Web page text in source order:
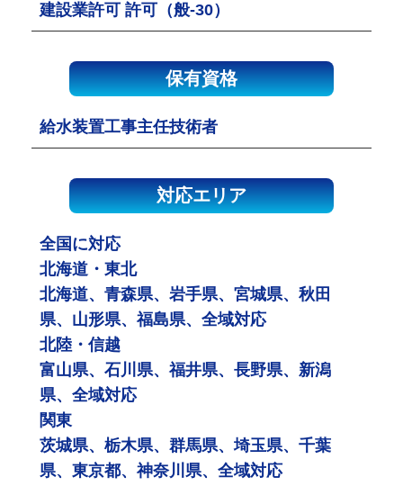
建設業許可 許可（般-30）
保有資格
給水装置工事主任技術者
対応エリア
全国に対応
北海道・東北
北海道、青森県、岩手県、宮城県、秋田
県、山形県、福島県、全域対応
北陸・信越
富山県、石川県、福井県、長野県、新潟
県、全域対応
関東
茨城県、栃木県、群馬県、埼玉県、千葉
県、東京都、神奈川県、全域対応